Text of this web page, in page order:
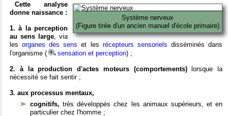
Système nerveux
(Figure tirée d'un ancien manuel d'école primaire)
Cette analyse
donne naissance :
1. à la perception
au sens large, via
lesorganes des sens et les récepteurs sensoriels disséminés dans
l'organisme (
sensation et perception) ;
2. à la production d'actes moteurs (comportements)lorsque la
nécessité se fait sentir ;
3. aux processus mentaux,
cognitifs,très développés chez les animaux supérieurs, et en
particulier chez l'homme ;